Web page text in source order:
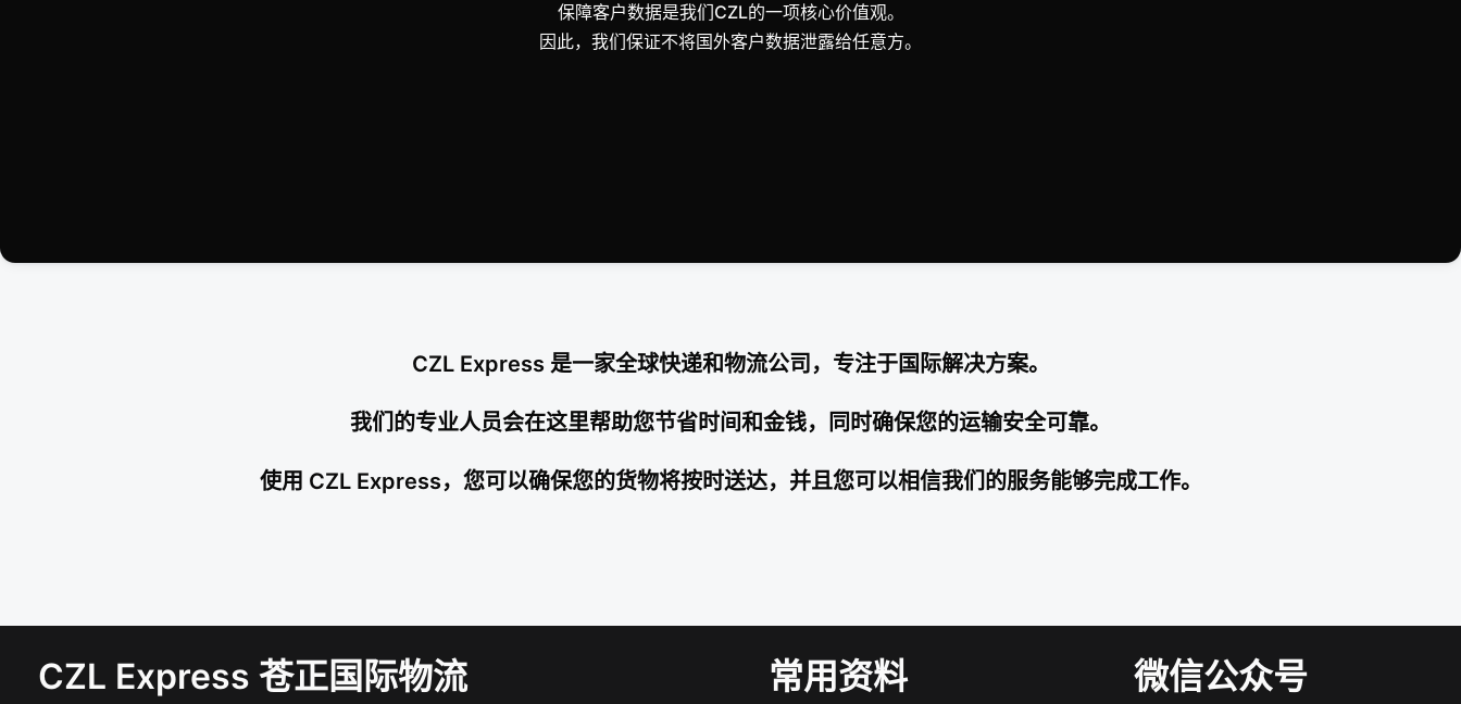
保障客户数据是我们CZL的一项核心价值观。
因此，我们保证不将国外客户数据泄露给任意方。
CZL Express 是一家全球快递和物流公司，专注于国际解决方案。
我们的专业人员会在这里帮助您节省时间和金钱，同时确保您的运输安全可靠。
使用 CZL Express，您可以确保您的货物将按时送达，并且您可以相信我们的服务能够完成工作。
CZL Express 苍正国际物流 常用资料 微信公众号